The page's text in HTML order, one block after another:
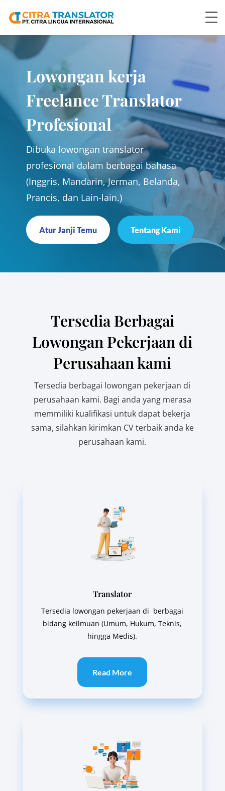
Lowongan kerja
Freelance Translator
Profesional
Dibuka lowongan translator
profesional dalam berbagai bahasa
(Inggris, Mandarin, Jerman, Belanda,
Prancis, dan Lain-lain.)
Atur Janji Temu Tentang Kami
Tersedia Berbagai
Lowongan Pekerjaan di
Perusahaan kami
Tersedia berbagai lowongan pekerjaan di
perusahaan kami. Bagi anda yang merasa
memmiliki kualifikasi untuk dapat bekerja
sama, silahkan kirimkan CV terbaik anda ke
perusahaan kami.
Translator
Tersedia lowongan pekerjaan di berbagai
bidang keilmuan (Umum, Hukum, Teknis,
hingga Medis).
Read More